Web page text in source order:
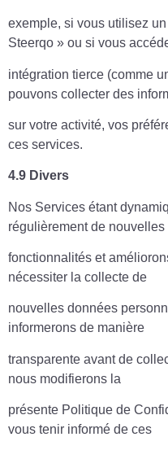
exemple, si vous utilisez
Steerqo » ou si vous
intégration tierce (comme
pouvons collecter des
sur votre activité, vos
ces services.
4.9 Divers
Nos Services étant
régulièrement de nouvelles
fonctionnalités et
nécessiter la collecte de
nouvelles données
informerons de manière
transparente avant de
nous modifierons la
présente Politique de
vous tenir informé de ces